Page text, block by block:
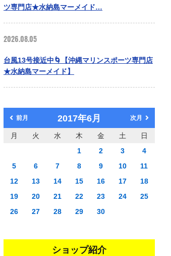
ツ専門店★水納島マーメイド…
2026.08.05
台風13号接近中🌀【沖縄マリンスポーツ専門店
★水納島マーメイド】
前月 2017年6月 次月
月 火 水 木 金 土
日
1
2 3
4
5
6 7 8 9 10
11
12
13 14 15 16 17
18
19
20 21 22 23 24
25
26
27 28 29 30
ショップ紹介